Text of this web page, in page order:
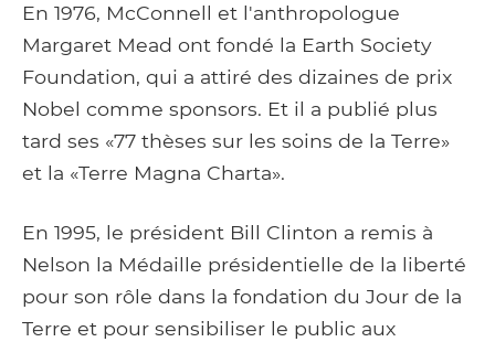
En 1976, McConnell et l'anthropologue
Margaret Mead ont fondé la Earth Society
Foundation, qui a attiré des dizaines de prix
Nobel comme sponsors. Et il a publié plus
tard ses «77 thèses sur les soins de la Terre»
et la «Terre Magna Charta».
En 1995, le président Bill Clinton a remis à
Nelson la Médaille présidentielle de la liberté
pour son rôle dans la fondation du Jour de la
Terre et pour sensibiliser le public aux